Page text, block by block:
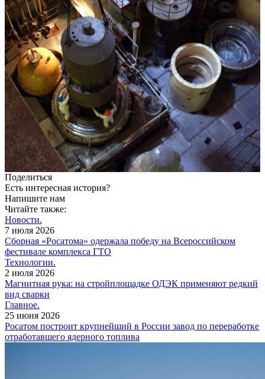
Поделиться
Есть интересная история?
Напишите нам
Читайте также:
Новости.
7 июля 2026
Сборная «Росатома» одержала победу на Всероссийском
фестивале комплекса ГТО
Технологии.
2 июля 2026
Магнитная рука: на стройплощадке ОДЭК применяют редкий
вид сварки
Главное.
25 июня 2026
Росатом построит крупнейший в России завод по переработке
отработавшего ядерного топлива